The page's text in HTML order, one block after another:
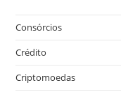
Consórcios
Crédito
Criptomoedas